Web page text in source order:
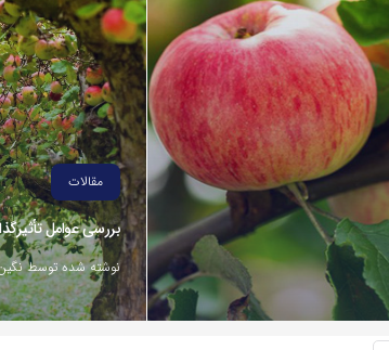
مقالات
بررسی عوامل
نوشته شده توسط